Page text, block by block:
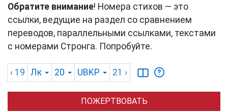
Обратите внимание! Номера стихов — это
ссылки, ведущие на раздел со сравнением
переводов, параллельными ссылками, текстами
с номерами Стронга. Попробуйте.
‹ 19 Лк 20 UBKP 21 ›
ПОЖЕРТВОВАТЬ